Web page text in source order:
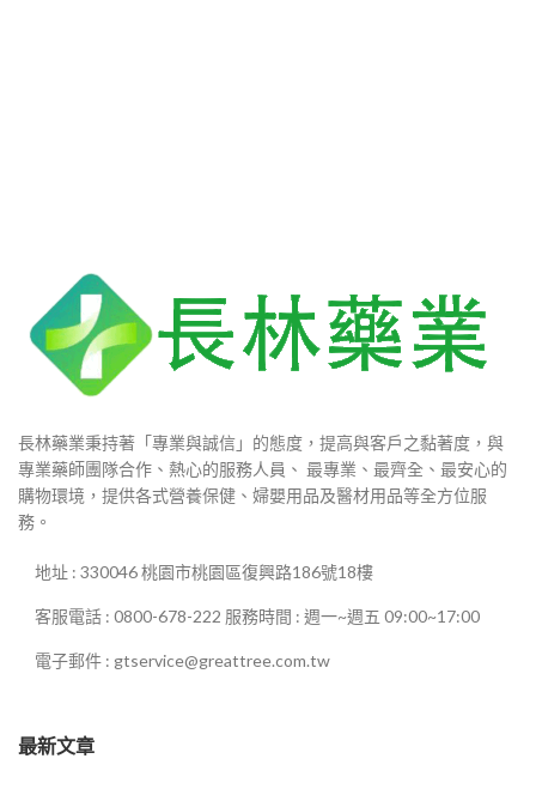
長林藥業秉持著「專業與誠信」的態度，提高與客戶之黏著度，與
專業藥師團隊合作、熱心的服務人員、 最專業、最齊全、最安心的
購物環境，提供各式營養保健、婦嬰用品及醫材用品等全方位服
務。
地址 : 330046 桃園市桃園區復興路186號18樓
客服電話 : 0800-678-222 服務時間 : 週一~週五 09:00~17:00
電子郵件 : gtservice@greattree.com.tw
最新文章